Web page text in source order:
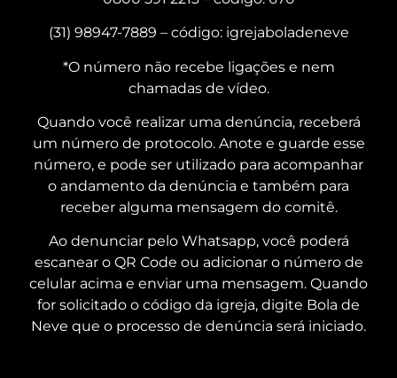
(31) 98947-7889 – código: igrejaboladeneve
*O número não recebe ligações e nem
chamadas de vídeo.
Quando você realizar uma denúncia, receberá
um número de protocolo. Anote e guarde esse
número, e pode ser utilizado para acompanhar
o andamento da denúncia e também para
receber alguma mensagem do comitê.
Ao denunciar pelo Whatsapp, você poderá
escanear o QR Code ou adicionar o número de
celular acima e enviar uma mensagem. Quando
for solicitado o código da igreja, digite Bola de
Neve que o processo de denúncia será iniciado.